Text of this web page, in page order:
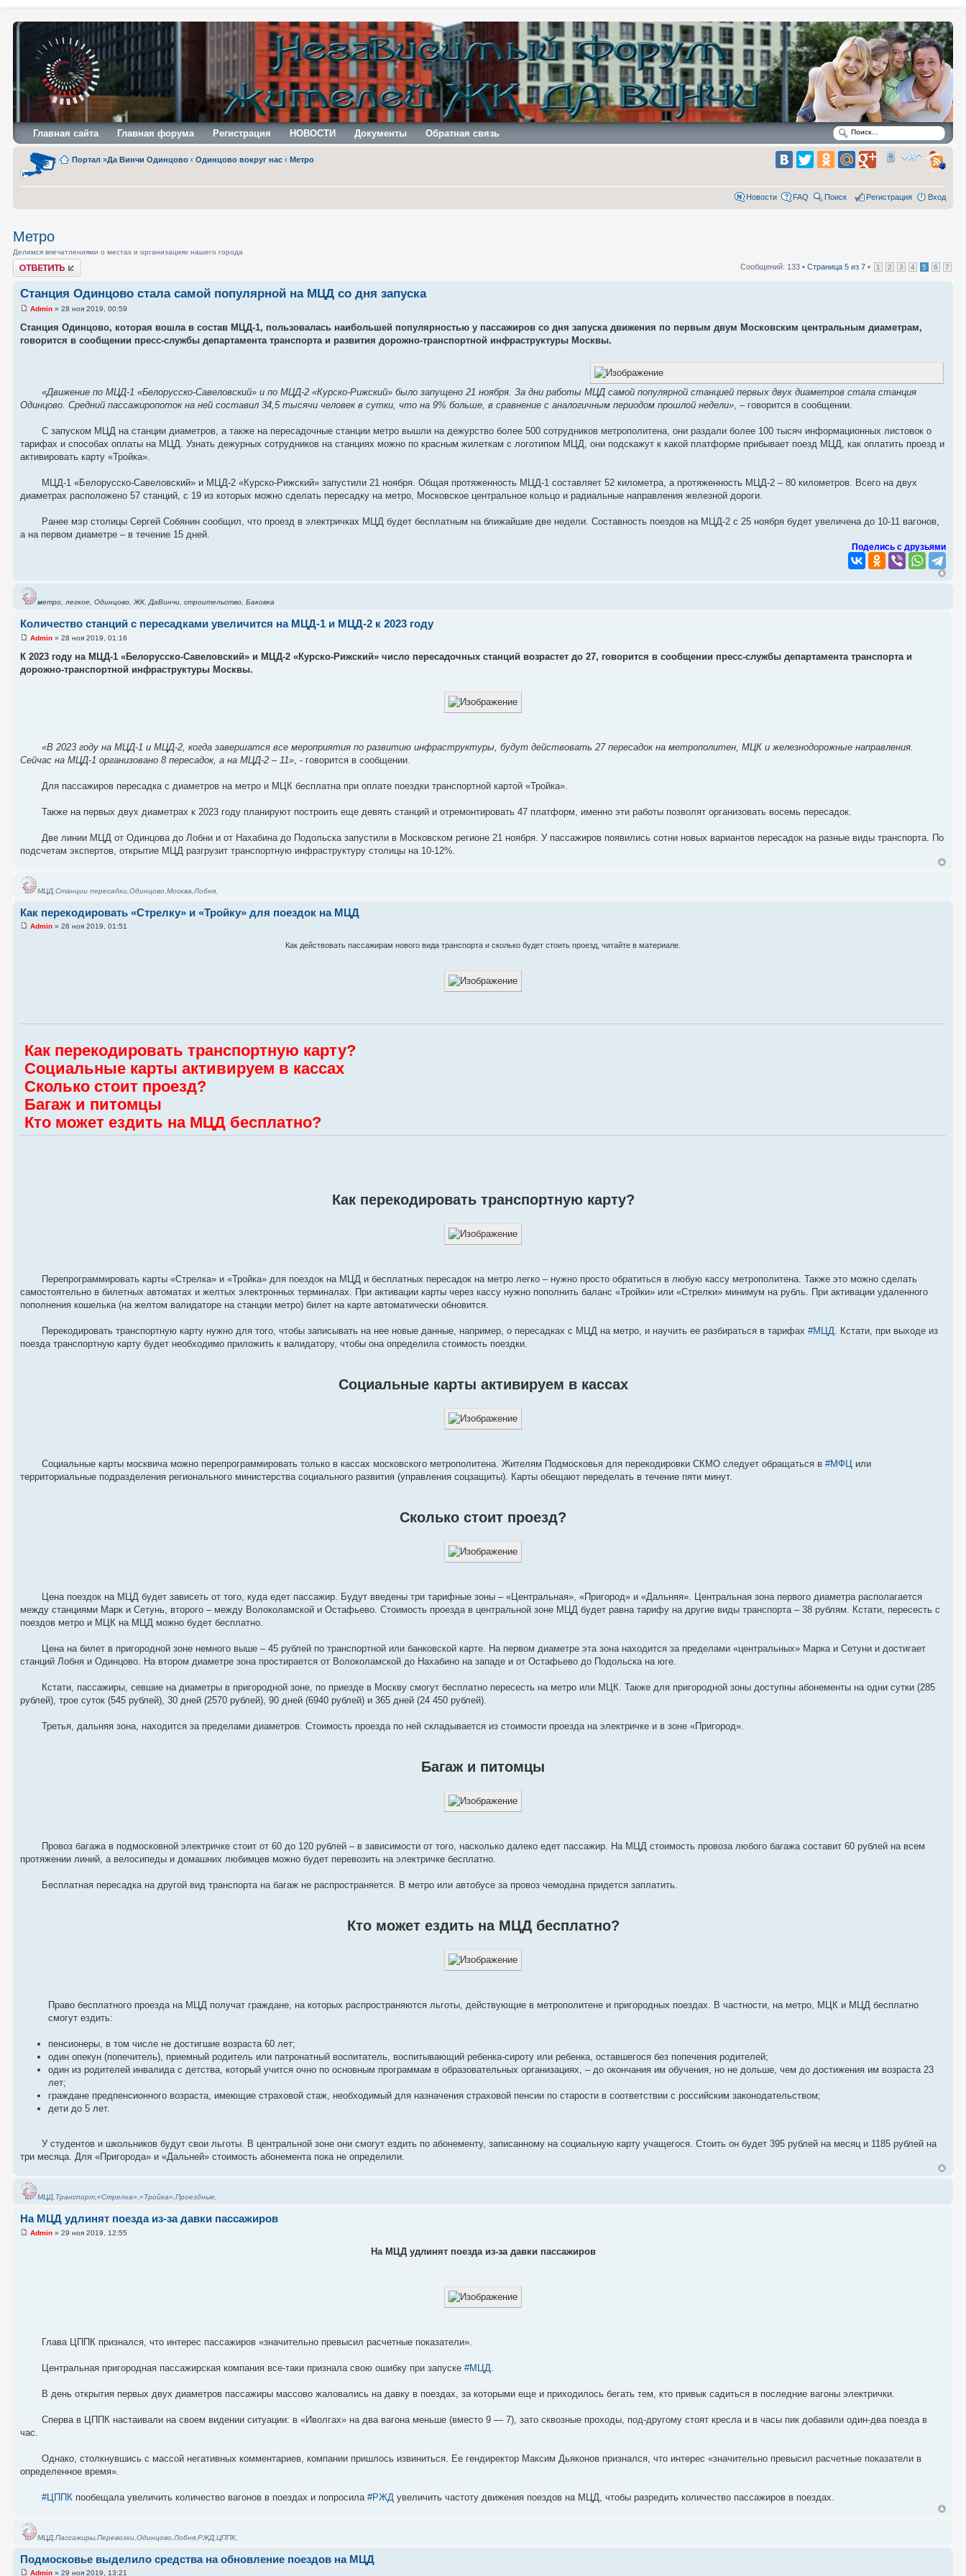
Главная сайта Главная форума Регистрация НОВОСТИ Документы Обратная связь
Портал »Да Винчи Одинцово ‹ Одинцово вокруг нас ‹ Метро
Новости FAQ Поиск Регистрация Вход
Метро
Делимся впечатлениями о местах и организациях нашего города
Ответить Сообщений: 133 • Страница 5 из 7 • 1 2 3 4 5 6 7
Станция Одинцово стала самой популярной на МЦД со дня запуска
Admin » 28 ноя 2019, 00:59
Станция Одинцово, которая вошла в состав МЦД-1, пользовалась наибольшей популярностью у пассажиров со дня запуска движения по первым двум Московским центральным диаметрам,
говорится в сообщении пресс-службы департамента транспорта и развития дорожно-транспортной инфраструктуры Москвы.
«Движение по МЦД-1 «Белорусско-Савеловский» и по МЦД-2 «Курско-Рижский» было запущено 21 ноября. За дни работы МЦД самой популярной станцией первых двух диаметров стала станция
Одинцово. Средний пассажиропоток на ней составил 34,5 тысячи человек в сутки, что на 9% больше, в сравнение с аналогичным периодом прошлой недели», – говорится в сообщении.
С запуском МЦД на станции диаметров, а также на пересадочные станции метро вышли на дежурство более 500 сотрудников метрополитена, они раздали более 100 тысяч информационных листовок о
тарифах и способах оплаты на МЦД. Узнать дежурных сотрудников на станциях можно по красным жилеткам с логотипом МЦД, они подскажут к какой платформе прибывает поезд МЦД, как оплатить проезд и
активировать карту «Тройка».
МЦД-1 «Белорусско-Савеловский» и МЦД-2 «Курско-Рижский» запустили 21 ноября. Общая протяженность МЦД-1 составляет 52 километра, а протяженность МЦД-2 – 80 километров. Всего на двух
диаметрах расположено 57 станций, с 19 из которых можно сделать пересадку на метро, Московское центральное кольцо и радиальные направления железной дороги.
Ранее мэр столицы Сергей Собянин сообщил, что проезд в электричках МЦД будет бесплатным на ближайшие две недели. Составность поездов на МЦД-2 с 25 ноября будет увеличена до 10-11 вагонов,
а на первом диаметре – в течение 15 дней.
Поделись с друзьями
метро, легкое, Одинцово, ЖК, ДаВинчи, строительство, Баковка
Количество станций с пересадками увеличится на МЦД‑1 и МЦД‑2 к 2023 году
Admin » 28 ноя 2019, 01:16
К 2023 году на МЦД-1 «Белорусско-Савеловский» и МЦД-2 «Курско-Рижский» число пересадочных станций возрастет до 27, говорится в сообщении пресс-службы департамента транспорта и
дорожно-транспортной инфраструктуры Москвы.
«В 2023 году на МЦД-1 и МЦД-2, когда завершатся все мероприятия по развитию инфраструктуры, будут действовать 27 пересадок на метрополитен, МЦК и железнодорожные направления.
Сейчас на МЦД-1 организовано 8 пересадок, а на МЦД-2 – 11» , - говорится в сообщении.
Для пассажиров пересадка с диаметров на метро и МЦК бесплатна при оплате поездки транспортной картой «Тройка».
Также на первых двух диаметрах к 2023 году планируют построить еще девять станций и отремонтировать 47 платформ, именно эти работы позволят организовать восемь пересадок.
Две линии МЦД от Одинцова до Лобни и от Нахабина до Подольска запустили в Московском регионе 21 ноября. У пассажиров появились сотни новых вариантов пересадок на разные виды транспорта. По
подсчетам экспертов, открытие МЦД разгрузит транспортную инфраструктуру столицы на 10-12%.
МЦД,Станции пересадки,Одинцово,Москва,Лобня,
Как перекодировать «Стрелку» и «Тройку» для поездок на МЦД
Admin » 28 ноя 2019, 01:51
Как действовать пассажирам нового вида транспорта и сколько будет стоить проезд, читайте в материале.
Как перекодировать транспортную карту?
Социальные карты активируем в кассах
Сколько стоит проезд?
Багаж и питомцы
Кто может ездить на МЦД бесплатно?
Как перекодировать транспортную карту?
Перепрограммировать карты «Стрелка» и «Тройка» для поездок на МЦД и бесплатных пересадок на метро легко – нужно просто обратиться в любую кассу метрополитена. Также это можно сделать
самостоятельно в билетных автоматах и желтых электронных терминалах. При активации карты через кассу нужно пополнить баланс «Тройки» или «Стрелки» минимум на рубль. При активации удаленного
пополнения кошелька (на желтом валидаторе на станции метро) билет на карте автоматически обновится.
Перекодировать транспортную карту нужно для того, чтобы записывать на нее новые данные, например, о пересадках с МЦД на метро, и научить ее разбираться в тарифах #МЦД. Кстати, при выходе из
поезда транспортную карту будет необходимо приложить к валидатору, чтобы она определила стоимость поездки.
Социальные карты активируем в кассах
Социальные карты москвича можно перепрограммировать только в кассах московского метрополитена. Жителям Подмосковья для перекодировки СКМО следует обращаться в #МФЦ или
территориальные подразделения регионального министерства социального развития (управления соцзащиты). Карты обещают переделать в течение пяти минут.
Сколько стоит проезд?
Цена поездок на МЦД будет зависеть от того, куда едет пассажир. Будут введены три тарифные зоны – «Центральная», «Пригород» и «Дальняя». Центральная зона первого диаметра располагается
между станциями Марк и Сетунь, второго – между Волоколамской и Остафьево. Стоимость проезда в центральной зоне МЦД будет равна тарифу на другие виды транспорта – 38 рублям. Кстати, пересесть с
поездов метро и МЦК на МЦД можно будет бесплатно.
Цена на билет в пригородной зоне немного выше – 45 рублей по транспортной или банковской карте. На первом диаметре эта зона находится за пределами «центральных» Марка и Сетуни и достигает
станций Лобня и Одинцово. На втором диаметре зона простирается от Волоколамской до Нахабино на западе и от Остафьево до Подольска на юге.
Кстати, пассажиры, севшие на диаметры в пригородной зоне, по приезде в Москву смогут бесплатно пересесть на метро или МЦК. Также для пригородной зоны доступны абонементы на одни сутки (285
рублей), трое суток (545 рублей), 30 дней (2570 рублей), 90 дней (6940 рублей) и 365 дней (24 450 рублей).
Третья, дальняя зона, находится за пределами диаметров. Стоимость проезда по ней складывается из стоимости проезда на электричке и в зоне «Пригород».
Багаж и питомцы
Провоз багажа в подмосковной электричке стоит от 60 до 120 рублей – в зависимости от того, насколько далеко едет пассажир. На МЦД стоимость провоза любого багажа составит 60 рублей на всем
протяжении линий, а велосипеды и домашних любимцев можно будет перевозить на электричке бесплатно.
Бесплатная пересадка на другой вид транспорта на багаж не распространяется. В метро или автобусе за провоз чемодана придется заплатить.
Кто может ездить на МЦД бесплатно?
Право бесплатного проезда на МЦД получат граждане, на которых распространяются льготы, действующие в метрополитене и пригородных поездах. В частности, на метро, МЦК и МЦД бесплатно
смогут ездить:
пенсионеры, в том числе не достигшие возраста 60 лет;
один опекун (попечитель), приемный родитель или патронатный воспитатель, воспитывающий ребенка-сироту или ребенка, оставшегося без попечения родителей;
один из родителей инвалида с детства, который учится очно по основным программам в образовательных организациях, – до окончания им обучения, но не дольше, чем до достижения им возраста 23
лет;
граждане предпенсионного возраста, имеющие страховой стаж, необходимый для назначения страховой пенсии по старости в соответствии с российским законодательством;
дети до 5 лет.
У студентов и школьников будут свои льготы. В центральной зоне они смогут ездить по абонементу, записанному на социальную карту учащегося. Стоить он будет 395 рублей на месяц и 1185 рублей на
три месяца. Для «Пригорода» и «Дальней» стоимость абонемента пока не определили.
МЦД,Транспорт,«Стрелка»,«Тройка»,Проездные,
На МЦД удлинят поезда из-за давки пассажиров
Admin » 29 ноя 2019, 12:55
На МЦД удлинят поезда из-за давки пассажиров
Глава ЦППК признался, что интерес пассажиров «значительно превысил расчетные показатели».
Центральная пригородная пассажирская компания все-таки признала свою ошибку при запуске #МЦД
В день открытия первых двух диаметров пассажиры массово жаловались на давку в поездах, за которыми еще и приходилось бегать тем, кто привык садиться в последние вагоны электрички.
Сперва в ЦППК настаивали на своем видении ситуации: в «Иволгах» на два вагона меньше (вместо 9 — 7), зато сквозные проходы, под-другому стоят кресла и в часы пик добавили один-два поезда в
час.
Однако, столкнувшись с массой негативных комментариев, компании пришлось извиниться. Ее гендиректор Максим Дьяконов признался, что интерес «значительно превысил расчетные показатели в
определенное время».
#ЦППК пообещала увеличить количество вагонов в поездах и попросила #РЖД увеличить частоту движения поездов на МЦД, чтобы разредить количество пассажиров в поездах.
МЦД,Пассажиры,Перевозки,Одинцово,Лобня,РЖД,ЦППК,
Подмосковье выделило средства на обновление поездов на МЦД
Admin » 29 ноя 2019, 13:21